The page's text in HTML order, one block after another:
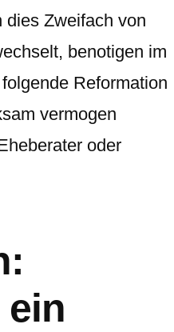
dies Zweifach von
benotigen im
Reformation
vermogen
oder
ein